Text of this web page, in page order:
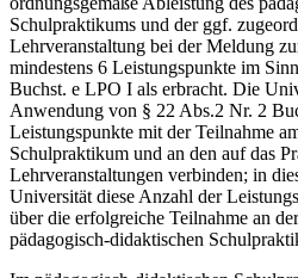
Schulpraktikums und der ggf.
Lehrveranstaltung bei der Meldung
mindestens 6 Leistungspunkte im
Buchst. e LPO I als erbracht. Die
Anwendung von § 22 Abs.2 Nr. 2
Leistungspunkte mit der Teilnahme
Schulpraktikum und an den auf das
Lehrveranstaltungen verbinden; in
Universität diese Anzahl der
über die erfolgreiche Teilnahme an
pädagogisch-didaktischen